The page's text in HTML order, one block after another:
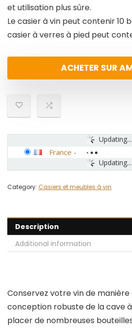
et utilisation plus sûre.
Le casier à vin peut contenir 10
casier à verres à pied peut
ACHETER SUR
Updating...
Updating...
France -
Category: Casiers et meubles à vin
Description
Additional information
Conservez votre vin de manière
conception robuste de la cave
placer de nombreuses